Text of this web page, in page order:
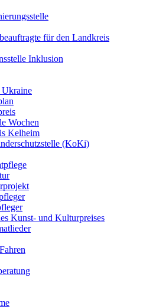
für den Landkreis
Inklusion
Wochen
Kelheim
(KoKi)
Kunst- und Kulturpreises